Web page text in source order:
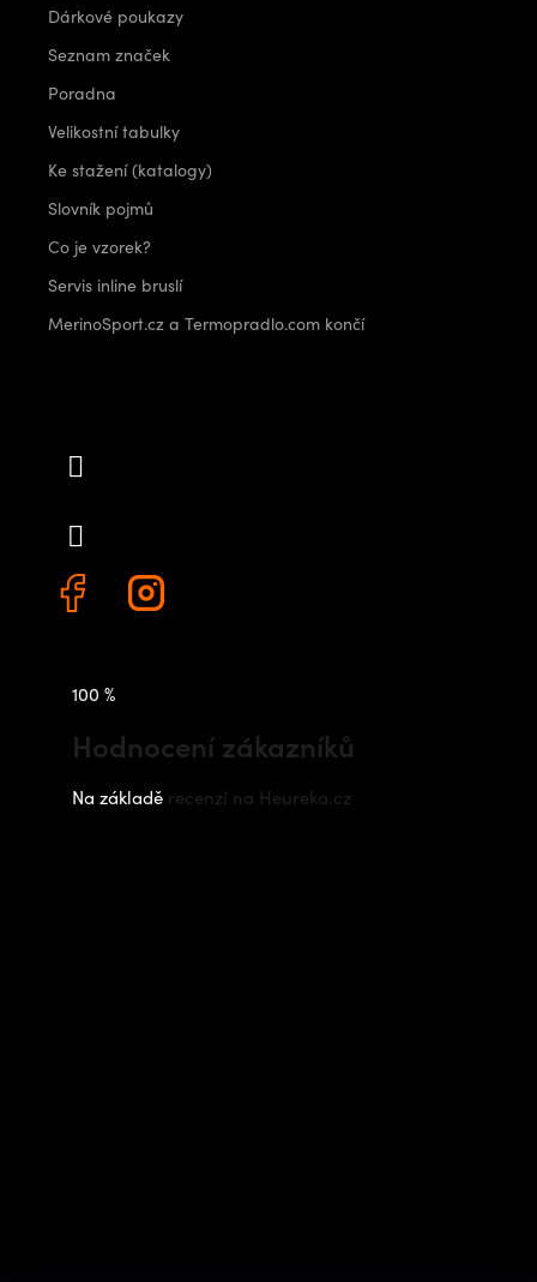
Dárkové poukazy
Seznam značek
Poradna
Velikostní tabulky
Ke stažení (katalogy)
Slovník pojmů
Co je vzorek?
Servis inline bruslí
MerinoSport.cz a Termopradlo.com končí
100 %
Hodnocení zákazníků
Na základě recenzí na Heureka.cz